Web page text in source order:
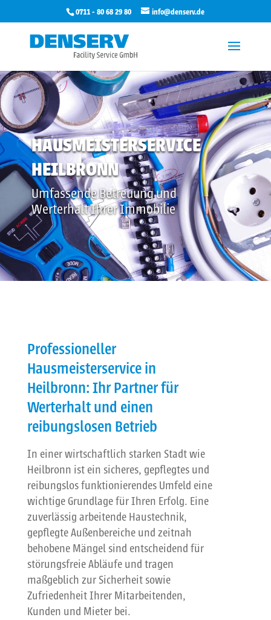
0711 - 80 68 29 80 info@denserv.de
HAUSMEISTERSERVICE
HEILBRONN
Umfassende Betreuung und
Werterhalt Ihrer Immobilie
Professioneller
Hausmeisterservice in
Heilbronn: Ihr Partner für
Werterhalt und einen
reibungslosen Betrieb
In einer wirtschaftlich starken Stadt wie
Heilbronn ist ein sicheres, gepflegtes und
reibungslos funktionierendes Umfeld eine
wichtige Grundlage für Ihren Erfolg. Eine
zuverlässig arbeitende Haustechnik,
gepflegte Außenbereiche und zeitnah
behobene Mängel sind entscheidend für
störungsfreie Abläufe und tragen
maßgeblich zur Sicherheit sowie
Zufriedenheit Ihrer Mitarbeitenden,
Kunden und Mieter bei.